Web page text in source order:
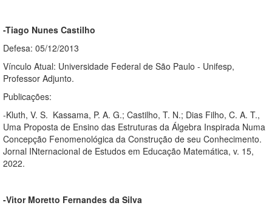
-Tiago Nunes Castilho
Defesa: 05/12/2013
Vínculo Atual: Universidade Federal de São Paulo - Unifesp,
Professor Adjunto.
Publicações:
-Kluth, V. S. Kassama, P. A. G.; Castilho, T. N.; Dias Filho, C. A. T.,
Uma Proposta de Ensino das Estruturas da Álgebra Inspirada Numa
Concepção Fenomenológica da Construção de seu Conhecimento.
Jornal INternacional de Estudos em Educação Matemática, v. 15,
2022.
-Vitor Moretto Fernandes da Silva